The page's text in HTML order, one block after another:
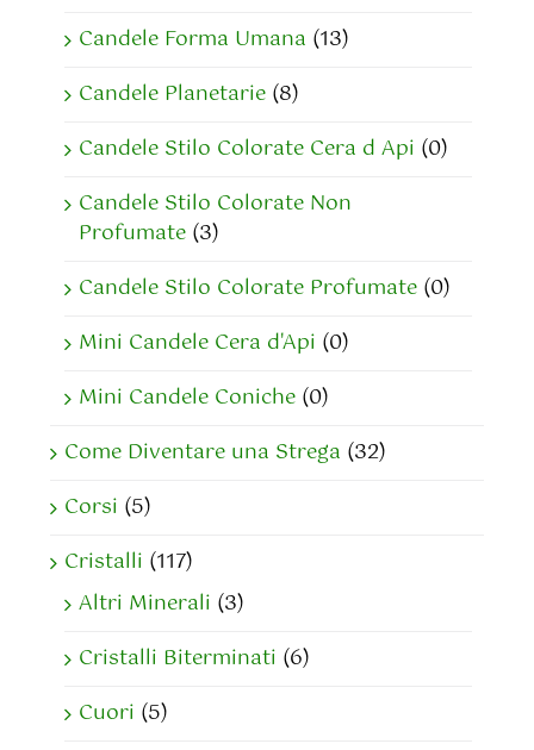
Candele Forma Umana (13)
Candele Planetarie (8)
Candele Stilo Colorate Cera d Api (0)
Candele Stilo Colorate Non
Profumate (3)
Candele Stilo Colorate Profumate (0)
Mini Candele Cera d'Api (0)
Mini Candele Coniche (0)
Come Diventare una Strega (32)
Corsi (5)
Cristalli (117)
Altri Minerali (3)
Cristalli Biterminati (6)
Cuori (5)